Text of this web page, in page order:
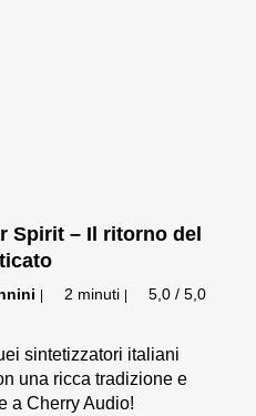
Spirit – Il ritorno del
2 minuti 5,0 / 5,0
sintetizzatori italiani
una ricca tradizione e
a Cherry Audio!